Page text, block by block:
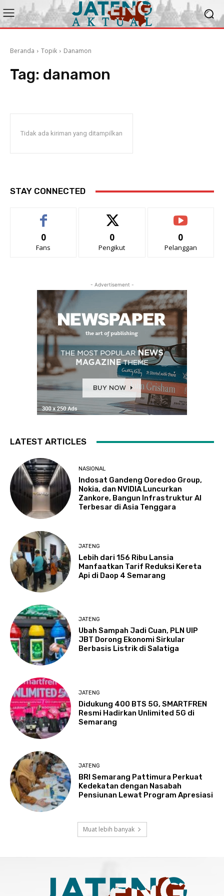
Beranda Topik Danamon
Tag: danamon
Tidak ada kiriman yang ditampilkan
STAY CONNECTED
0
Fans
0
Pengikut
0
Pelanggan
- Advertisement -
LATEST ARTICLES
NASIONAL
Indosat Gandeng Ooredoo Group,
Nokia, dan NVIDIA Luncurkan
Zankore, Bangun Infrastruktur AI
Terbesar di Asia Tenggara
JATENG
Lebih dari 156 Ribu Lansia
Manfaatkan Tarif Reduksi Kereta
Api di Daop 4 Semarang
JATENG
Ubah Sampah Jadi Cuan, PLN UIP
JBT Dorong Ekonomi Sirkular
Berbasis Listrik di Salatiga
JATENG
Didukung 400 BTS 5G, SMARTFREN
Resmi Hadirkan Unlimited 5G di
Semarang
JATENG
BRI Semarang Pattimura Perkuat
Kedekatan dengan Nasabah
Pensiunan Lewat Program Apresiasi
Muat lebih banyak